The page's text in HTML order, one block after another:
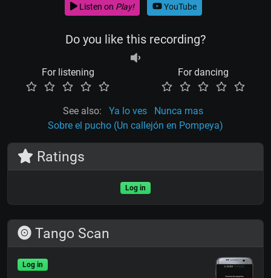
Listen on Play! YouTube
Do you like this recording?
For listening For dancing
See also: Ya lo ves
Nunca mas
Sobre el pucho (Un callejón en Pompeya)
Ratings
Log in
Tango Scan
Log in